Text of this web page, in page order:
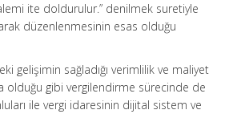
ite doldurulur.” denilmek suretiyle
düzenlenmesinin esas olduğu
gelişimin sağladığı verimlilik ve maliyet
olduğu gibi vergilendirme sürecinde de
ile vergi idaresinin dijital sistem ve